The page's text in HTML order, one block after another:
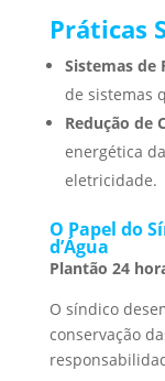
Práticas
Sistemas de
de sistemas
Redução de
energética
eletricidade.
O Papel do
d’Água
Plantão 24
O síndico
conservação